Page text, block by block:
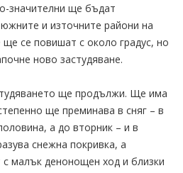
значителни ще бъдат
и източните райони на
се повишат с около градус, но
ново застудяване.
ще продължи. Ще има
ще преминава в сняг – в
а до вторник – и в
снежна покривка, а
малък денонощен ход и близки